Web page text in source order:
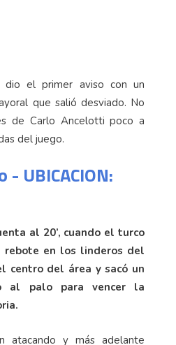
dio el primer aviso con un
que salió desviado. No
de Carlo Ancelotti poco a
del juego.
UBICACION:
al 20’, cuando el turco
rebote en los linderos del
centro del área y sacó un
al palo para vencer la
atacando y más adelante